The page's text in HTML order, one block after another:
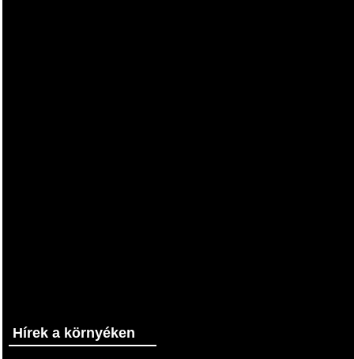
Hírek a környéken